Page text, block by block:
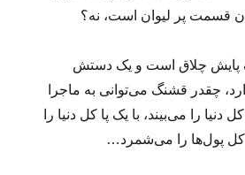
قسمت پر لیوان است، نه؟
پایش چلاق است و یک دستش
چقدر قشنگ می‌توانی به ماجرا
را می‌بیند، با یک پا کل دنیا را
پول‌ها را می‌شمرد…